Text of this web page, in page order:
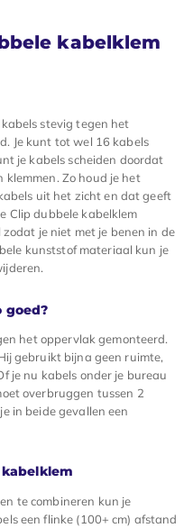
kabelklem
stevig tegen het
Je kunt tot wel 16 kabels
je kabels scheiden doordat
Zo houd je het
uit het zicht en dat geeft
Clip dubbele kabelklem
je niet met je benen in de
kunststof materiaal kun je
goed?
het oppervlak gemonteerd.
gebruikt bijna geen ruimte,
je nu kabels onder je bureau
overbruggen tussen 2
in beide gevallen een
te combineren kun je
een flinke (100+ cm) afstand